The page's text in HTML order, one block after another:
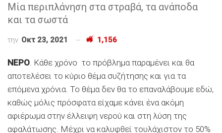
Μία περιπλάνηση στα στραβά, τα ανάποδα
και τα σωστά
την Οκτ 23, 2021 1,156
ΝΕΡΟ . Κάθε χρόνο το πρόβλημα παραμένει και θα
αποτελέσει το κύριο θέμα συζήτησης και για τα
επόμενα χρόνια. Το θέμα δεν θα το επαναλάβουμε εδώ,
καθώς μόλις πρόσφατα είχαμε κάνει ένα ακόμη
αφιέρωμα στην έλλειψη νερού και στη λύση της
αφαλάτωσης. Μέχρι να καλυφθεί τουλάχιστον το 50%